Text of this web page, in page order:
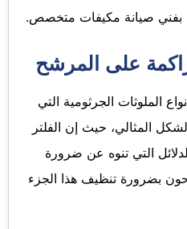
بفني صيانة مكيفات متخصص.
الملوثات الجرثومية التي
المثالي، حيث إن الفلتر
التي تنوه عن ضرورة
بضرورة تنظيف هذا الجزء